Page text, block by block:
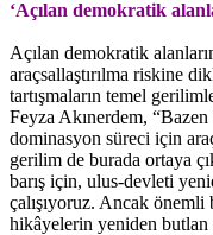
‘Açılan demokratik
Açılan demokratik
araçsallaştırılma riskine
tartışmaların temel
Feyza Akınerdem,
dominasyon süreci için
gerilim de burada ortaya
barış için, ulus-devleti
çalışıyoruz. Ancak önemli
hikâyelerin yeniden butlan